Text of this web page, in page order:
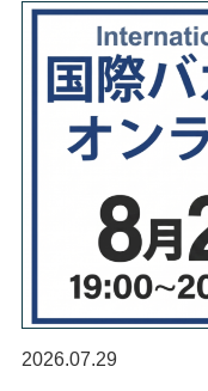
2026.07.29